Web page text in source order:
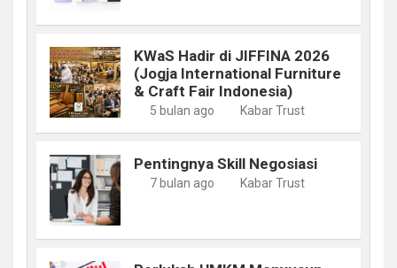
KWaS Hadir di JIFFINA 2026
(Jogja International Furniture
& Craft Fair Indonesia)
5 bulan ago Kabar Trust
Pentingnya Skill Negosiasi
7 bulan ago Kabar Trust